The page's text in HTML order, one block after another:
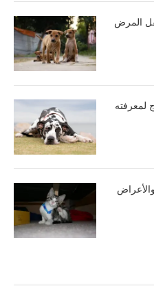
حيوانات تنقل المرض
لمعرفته